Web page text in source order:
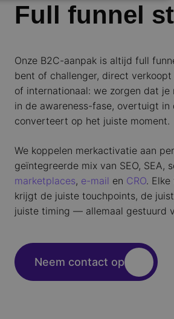
Full funnel
Onze B2C-aanpak is altijd full
bent of challenger, direct
of internationaal: we zorgen dat je
in de awareness-fase, overtuigt in
converteert op het juiste moment.
We koppelen merkactivatie aan
geïntegreerde mix van SEO, SEA,
marketplaces, e-mail en CRO. Elke
krijgt de juiste touchpoints, de
juiste timing — allemaal gestuurd
Neem contact op